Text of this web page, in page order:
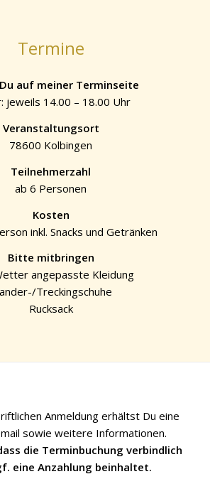
Termine
auf meiner Terminseite
jeweils 14.00 – 18.00 Uhr
Veranstaltungsort
78600 Kolbingen
Teilnehmerzahl
ab 6 Personen
Kosten
inkl. Snacks und Getränken
Bitte mitbringen
angepasste Kleidung
Treckingschuhe
Rucksack
Anmeldung erhältst Du eine
sowie weitere Informationen.
die Terminbuchung verbindlich
eine Anzahlung beinhaltet.